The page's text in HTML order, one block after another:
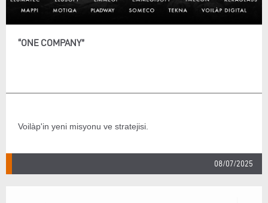
“ONE COMPANY”
Voilàp'in yeni misyonu ve stratejisi.
08/07/2025